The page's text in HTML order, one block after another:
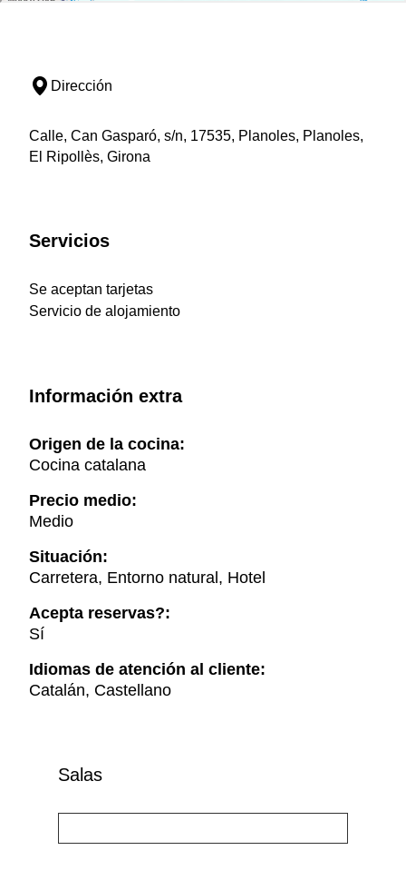
Dirección
Calle, Can Gasparó, s/n, 17535, Planoles, Planoles,
El Ripollès, Girona
Servicios
Se aceptan tarjetas
Servicio de alojamiento
Información extra
Origen de la cocina:
Cocina catalana
Precio medio:
Medio
Situación:
Carretera, Entorno natural, Hotel
Acepta reservas?:
Sí
Idiomas de atención al cliente:
Catalán, Castellano
Salas